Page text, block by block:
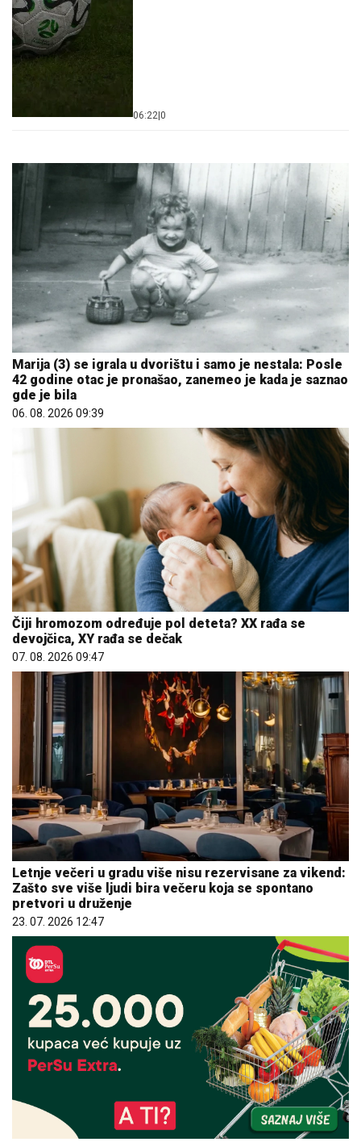
06:22 0
Marija (3) se igrala u dvorištu i samo je nestala: Posle
42 godine otac je pronašao, zanemeo je kada je saznao
gde je bila
06. 08. 2026 09:39
Čiji hromozom određuje pol deteta? XX rađa se
devojčica, XY rađa se dečak
07. 08. 2026 09:47
Letnje večeri u gradu više nisu rezervisane za vikend:
Zašto sve više ljudi bira večeru koja se spontano
pretvori u druženje
23. 07. 2026 12:47